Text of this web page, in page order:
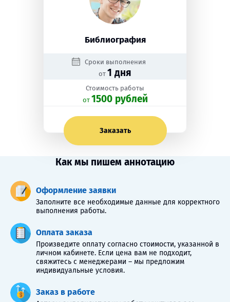
Библиография
Сроки выполнения
от 1 дня
Стоимость работы
oт 1500 рублей
Заказать
Как мы пишем аннотацию
Оформление заявки
Заполните все необходимые данные для корректного
выполнения работы.
Оплата заказа
Произведите оплату согласно стоимости, указанной в
личном кабинете. Если цена вам не подходит,
свяжитесь с менеджерами – мы предложим
индивидуальные условия.
Заказ в работе